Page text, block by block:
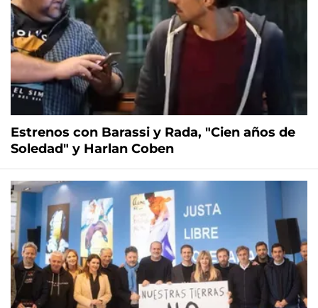
Estrenos con Barassi y Rada, "Cien años de
Soledad" y Harlan Coben